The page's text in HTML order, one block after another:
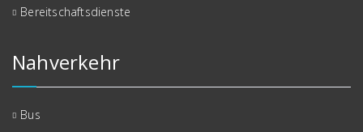
Bereitschaftsdienste
Nahverkehr
Bus